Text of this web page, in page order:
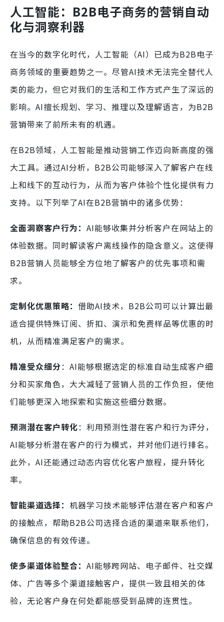
人工智能：B2B电子商务的营销自动
化与洞察利器
在当今的数字化时代，人工智能（AI）已成为B2B电子
商务领域的重要趋势之一。尽管AI技术无法完全替代人
类的能力，但它对我们的生活和工作方式产生了深远的
影响。AI擅长规划、学习、推理以及理解语言，为B2B
营销带来了前所未有的机遇。
在B2B领域，人工智能是推动营销工作迈向新高度的强
大工具。通过AI分析，B2B公司能够深入了解客户在线
上和线下的互动行为，从而为客户体验个性化提供有力
支持。以下列举了AI在B2B营销中的诸多优势：
全面洞察客户行为： AI能够收集并分析客户在网站上的
体验数据。同时解读客户离线操作的隐含意义。这使得
B2B营销人员能够全方位地了解客户的优先事项和需
求。
定制化优惠策略： 借助AI技术，B2B公司可以计算出最
适合提供特殊订阅、折扣、演示和免费样品等优惠的时
机，从而精准满足客户的需求。
精准受众细分：AI能够根据选定的标准自动生成客户细
分和买家角色，大大减轻了营销人员的工作负担，使他
们能够更深入地探索和实施这些细分数据。
预测潜在客户转化：利用预测性潜在客户和行为评分，
AI能够分析潜在客户的行为模式，并对他们进行排名。
此外，AI还能通过动态内容优化客户旅程，提升转化
率。
智能渠道选择： 机器学习技术能够评估潜在客户和客户
的接触点，帮助B2B公司选择合适的渠道来联系他们，
确保信息的有效传递。
使多渠道体验整合： AI能够跨网站、电子邮件、社交媒
体、广告等多个渠道接触客户，提供一致且相关的体
验，无论客户身在何处都能感受到品牌的连贯性。